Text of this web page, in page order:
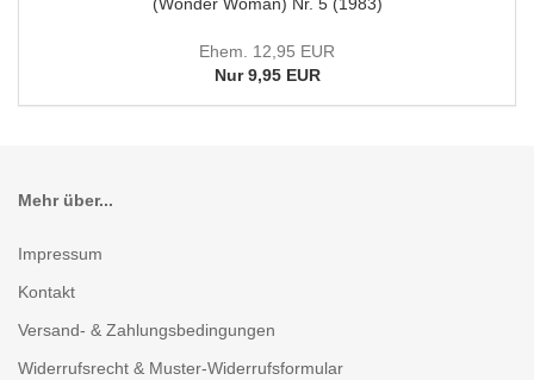
Ehem. 12,95 EUR
Nur 9,95 EUR
Mehr über...
Impressum
Kontakt
Versand- & Zahlungsbedingungen
Widerrufsrecht & Muster-Widerrufsformular